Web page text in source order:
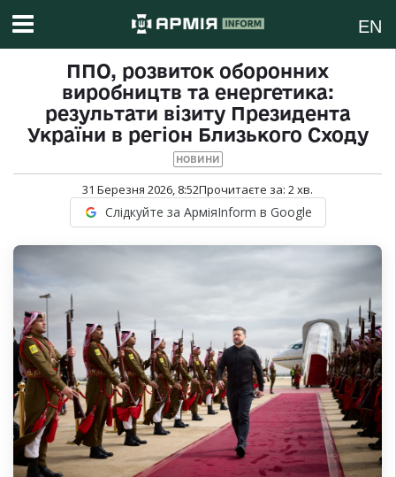
EN
ППО, розвиток оборонних
виробництв та енергетика:
результати візиту Президента
України в регіон Близького Сходу
НОВИНИ
31 Березня 2026, 8:52Прочитаєте за: 2хв.
Слідкуйте за АрміяInform в Google